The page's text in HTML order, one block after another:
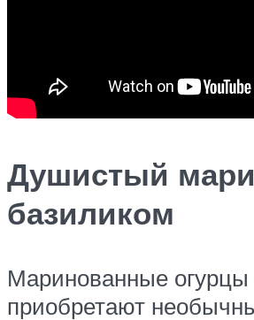
Душистый
базиликом
Маринованные
приобретают